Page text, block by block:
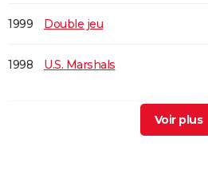
1999 Double jeu
1998 U.S. Marshals